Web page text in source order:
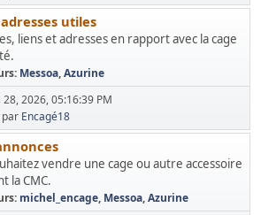
utiles
liens et adresses en rapport avec la cage
Messoa,Azurine
28, 2026, 05:16:39 PM
par Encagé18
vendre une cage ou autre accessoire
la CMC.
michel_encage, Messoa,Azurine